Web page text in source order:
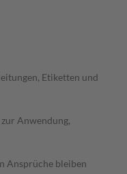
Etiketten und
Anwendung,
Ansprüche bleiben